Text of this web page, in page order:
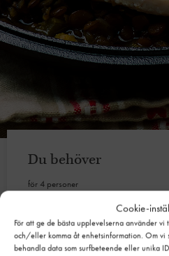
Cookie-
För att ge de bästa upplevelserna använder
och/eller komma åt enhetsinformation. Om vi
behandla data som surfbeteende eller unika
Du behöver
för 4 personer
Tillagningstid: ca 45 minuter
4 portioner
skreitorsk (150 g)
3 msk
smör